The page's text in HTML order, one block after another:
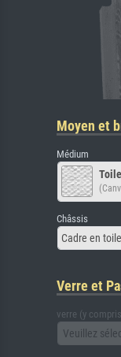
Moyen et
Médium
Châssis
Cadre en
Verre et
verre (y
Veuillez